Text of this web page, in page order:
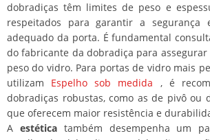
dobradiças têm limites de peso e
respeitados para garantir a segurança
adequado da porta. É fundamental
do fabricante da dobradiça para
peso do vidro. Para portas de vidro mais
utilizam Espelho sob medida , é
dobradiças robustas, como as de pivô ou
que oferecem maior resistência e
A estéticatambém desempenha um